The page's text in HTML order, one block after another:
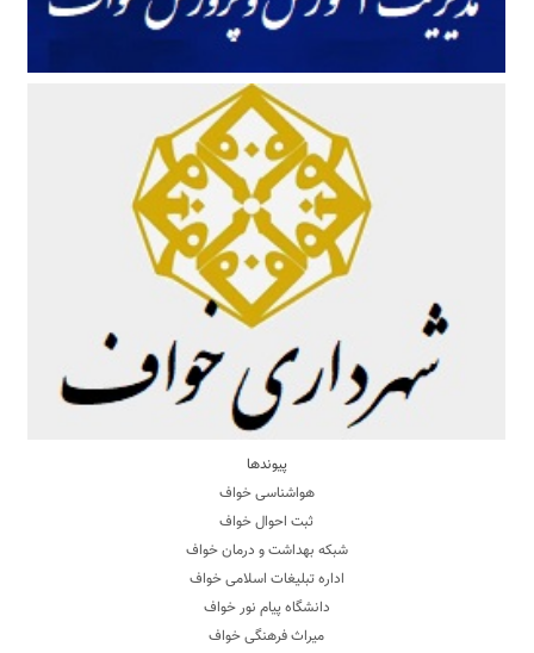
پیوندها
هواشناسی خواف
ثبت احوال خواف
شبکه بهداشت و درمان خواف
اداره تبلیغات اسلامی خواف
دانشگاه پیام نور خواف
میراث فرهنگی خواف